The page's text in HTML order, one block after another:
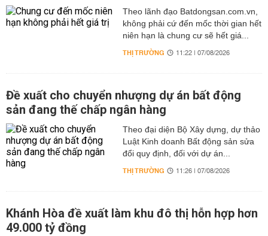
Theo lãnh đạo Batdongsan.com.vn,
không phải cứ đến mốc thời gian hết
niên hạn là chung cư sẽ hết giá...
THỊ TRƯỜNG 11:22 | 07/08/2026
Đề xuất cho chuyển nhượng dự án bất động
sản đang thế chấp ngân hàng
Theo đại diện Bộ Xây dựng, dự thảo
Luật Kinh doanh Bất động sản sửa
đổi quy định, đối với dự án...
THỊ TRƯỜNG 11:26 | 07/08/2026
Khánh Hòa đề xuất làm khu đô thị hỗn hợp hơn
49.000 tỷ đồng